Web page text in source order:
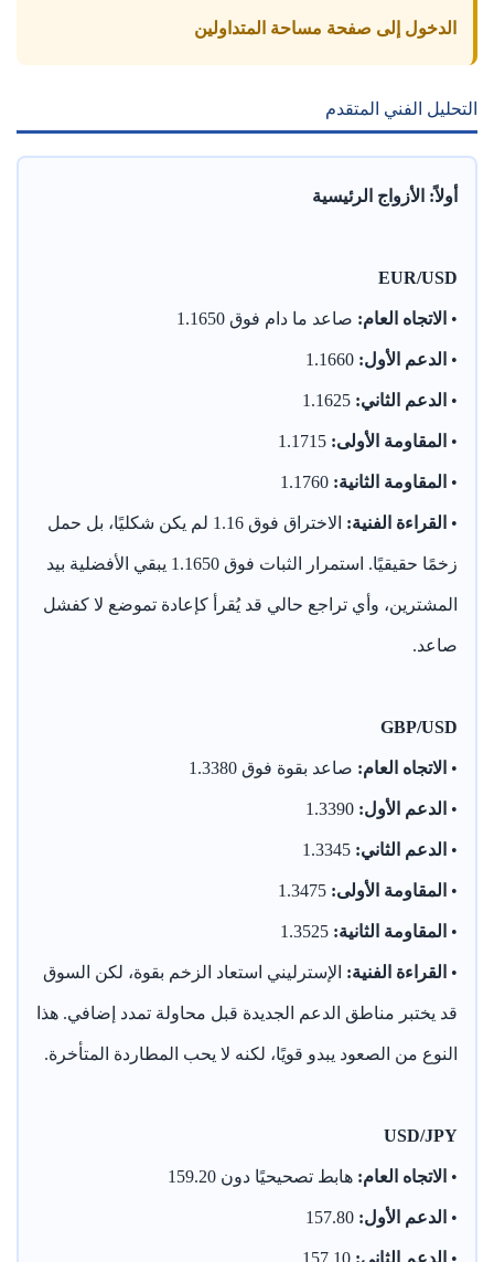
الدخول إلى صفحة مساحة المتداولين
التحليل الفني المتقدم
أولاً: الأزواج الرئيسية
EUR/USD
• الاتجاه العام: صاعد ما دام فوق 1.1650
• الدعم الأول:
• الدعم الثاني:
• المقاومة الأولى:
• المقاومة الثانية:
• القراءة الفنية: الاختراق فوق 1.16 لم يكن شكليًا، بل حمل
زخمًا حقيقيًا. استمرار الثبات فوق 1.1650 يبقي الأفضلية بيد
المشترين، وأي تراجع حالي قد يُقرأ كإعادة تموضع لا كفشل
صاعد.
GBP/USD
• الاتجاه العام: صاعد بقوة فوق 1.3380
• الدعم الأول:
• الدعم الثاني:
• المقاومة الأولى:
• المقاومة الثانية:
• القراءة الفنية: الإسترليني استعاد الزخم بقوة، لكن السوق
قد يختبر مناطق الدعم الجديدة قبل محاولة تمدد إضافي. هذا
النوع من الصعود يبدو قويًا، لكنه لا يحب المطاردة المتأخرة.
USD/JPY
• الاتجاه العام: هابط تصحيحيًا دون 159.20
• الدعم الأول:
• الدعم الثاني: